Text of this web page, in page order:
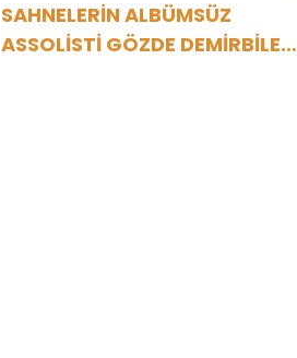
SAHNELERİN ALBÜMSÜZ
ASSOLİSTİ GÖZDE DEMİRBİLEK,